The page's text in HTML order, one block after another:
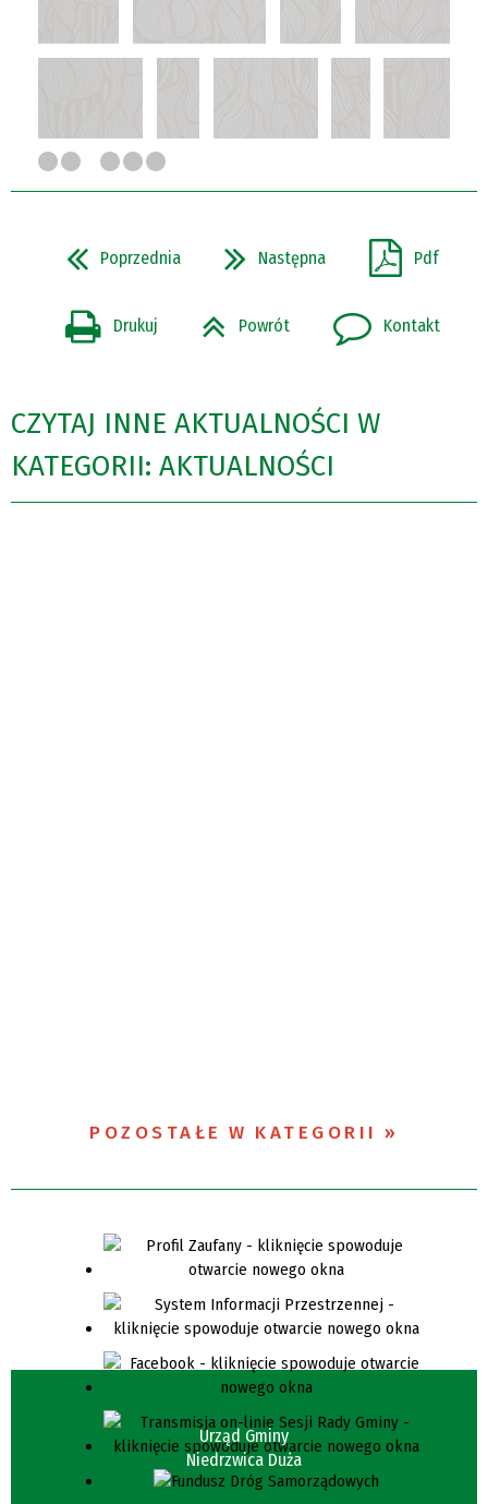
Poprzednia Następna Pdf
Drukuj Powrót Kontakt
CZYTAJ INNE AKTUALNOŚCI W
KATEGORII: AKTUALNOŚCI
POZOSTAŁE W KATEGORII
Urząd Gminy
Niedrzwica Duża